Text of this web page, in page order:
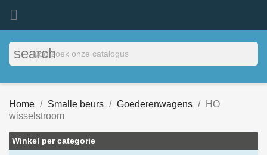

search
Home Smalle beurs Goederenwagens
HO
wisselstroom
Winkel per categorie